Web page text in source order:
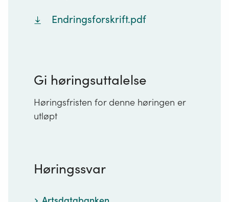
Endringsforskrift.pdf
Gi høringsuttalelse
Høringsfristen for denne høringen er
utløpt
Høringssvar